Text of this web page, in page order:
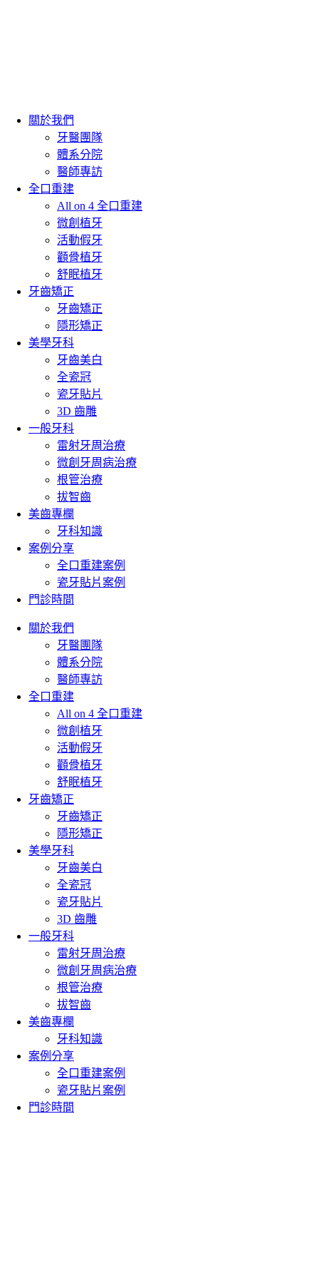
關於我們
牙醫團隊
體系分院
醫師專訪
全口重建
All on 4 全口重建
微創植牙
活動假牙
顴骨植牙
舒眠植牙
牙齒矯正
牙齒矯正
隱形矯正
美學牙科
牙齒美白
全瓷冠
瓷牙貼片
3D 齒雕
一般牙科
雷射牙周治療
微創牙周病治療
根管治療
拔智齒
美齒專欄
牙科知識
案例分享
全口重建案例
瓷牙貼片案例
門診時間
關於我們
牙醫團隊
體系分院
醫師專訪
全口重建
All on 4 全口重建
微創植牙
活動假牙
顴骨植牙
舒眠植牙
牙齒矯正
牙齒矯正
隱形矯正
美學牙科
牙齒美白
全瓷冠
瓷牙貼片
3D 齒雕
一般牙科
雷射牙周治療
微創牙周病治療
根管治療
拔智齒
美齒專欄
牙科知識
案例分享
全口重建案例
瓷牙貼片案例
門診時間